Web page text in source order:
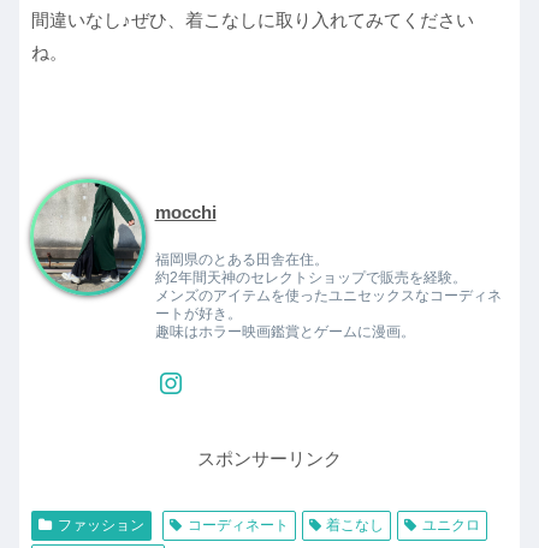
間違いなし♪ぜひ、着こなしに取り入れてみてください
ね。
mocchi
福岡県のとある田舎在住。
約2年間天神のセレクトショップで販売を経験。
メンズのアイテムを使ったユニセックスなコーディネ
ートが好き。
趣味はホラー映画鑑賞とゲームに漫画。
スポンサーリンク
ファッション コーディネート 着こなし
ユニクロ